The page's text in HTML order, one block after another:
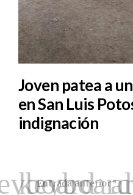
Joven patea a
en San Luis
indignación
Entrada anterior